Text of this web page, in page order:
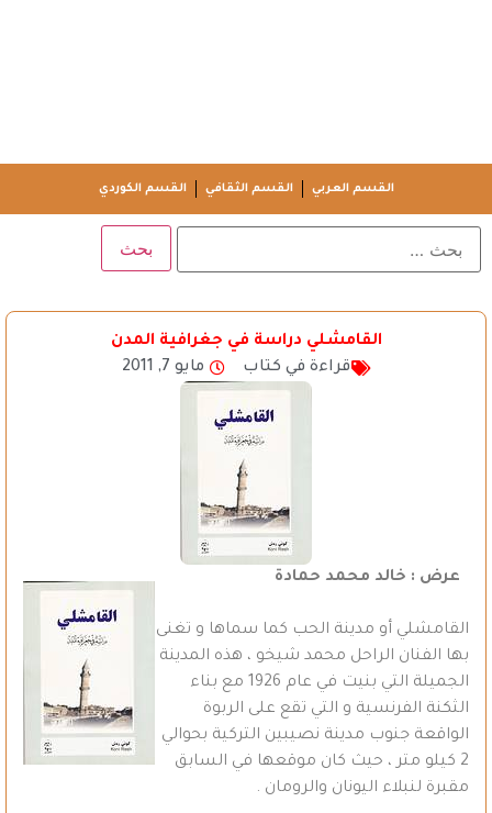
القسم العربي القسم الثقافي القسم الكوردي
القامشلي دراسة في جغرافية المدن
قراءة في كتاب
مايو 7, 2011
عرض : خالد محمد حمادة
القامشلي أو مدينة الحب كما سماها و تغنى
بها الفنان الراحل محمد شيخو ، هذه المدينة
الجميلة التي بنيت في عام 1926 مع بناء
الثكنة الفرنسية و التي تقع على الربوة
الواقعة جنوب مدينة نصيبين التركية بحوالي
2 كيلو متر ، حيث كان موقعها في السابق
مقبرة لنبلاء اليونان والرومان .